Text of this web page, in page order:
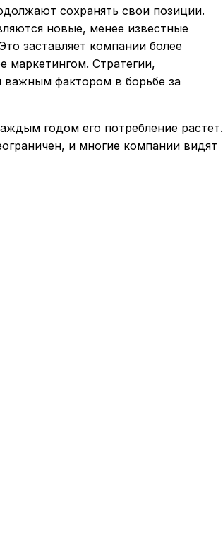
сохранять свои позиции.
новые, менее известные
заставляет компании более
маркетингом. Стратегии,
важным фактором в борьбе за
годом его потребление растет.
и многие компании видят